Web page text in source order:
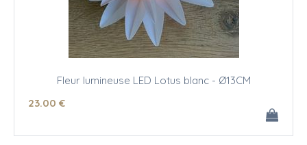
Fleur lumineuse LED Lotus blanc - Ø13CM
23.00 €